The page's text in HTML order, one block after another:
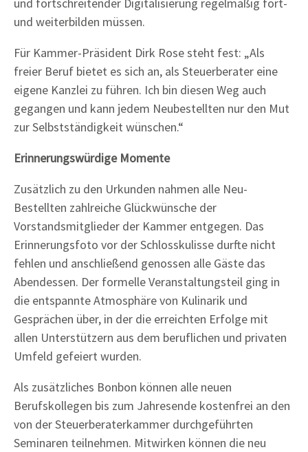
und weiterbilden müssen.
Für Kammer-Präsident Dirk Rose steht fest: „Als
freier Beruf bietet es sich an, als Steuerberater eine
eigene Kanzlei zu führen. Ich bin diesen Weg auch
gegangen und kann jedem Neubestellten nur den Mut
zur Selbstständigkeit wünschen.“
Erinnerungswürdige Momente
Zusätzlich zu den Urkunden nahmen alle Neu-
Bestellten zahlreiche Glückwünsche der
Vorstandsmitglieder der Kammer entgegen. Das
Erinnerungsfoto vor der Schlosskulisse durfte nicht
fehlen und anschließend genossen alle Gäste das
Abendessen. Der formelle Veranstaltungsteil ging in
die entspannte Atmosphäre von Kulinarik und
Gesprächen über, in der die erreichten Erfolge mit
allen Unterstützern aus dem beruflichen und privaten
Umfeld gefeiert wurden.
Als zusätzliches Bonbon können alle neuen
Berufskollegen bis zum Jahresende kostenfrei an den
von der Steuerberaterkammer durchgeführten
Seminaren teilnehmen. Mitwirken können die neu